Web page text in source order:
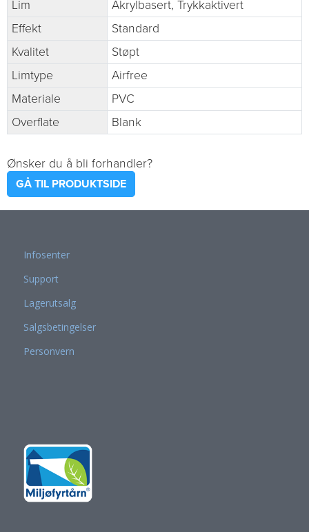
Lim
Akrylbasert, Trykkaktivert
Effekt
Standard
Kvalitet
Støpt
Limtype
Airfree
Materiale
PVC
Overflate
Blank
Ønsker du å bli forhandler?
GÅ TIL PRODUKTSIDE
Infosenter
Support
Lagerutsalg
Salgsbetingelser
Personvern